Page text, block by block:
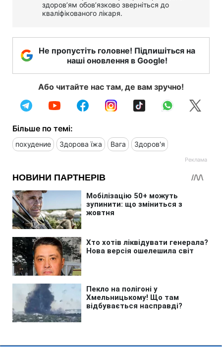
здоров’ям обов’язково зверніться до
кваліфікованого лікаря.
Не пропустіть головне! Підпишіться на
наші оновлення в Google!
Або читайте нас там, де вам зручно!
Більше по темі:
похудение Здорова їжа Вага Здоров'я